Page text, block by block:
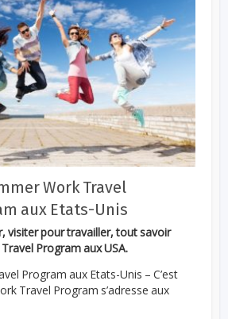
Work Travel
aux Etats-Unis
visiter pour travailler, tout savoir
Program aux USA.
Program aux Etats-Unis – C’est
Travel Program s’adresse aux